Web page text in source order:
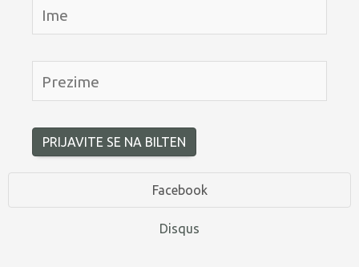
Ime
Prezime
PRIJAVITE SE NA BILTEN
Facebook
Disqus